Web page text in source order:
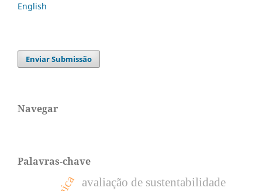
English
Enviar Submissão
Navegar
Palavras-chave
avaliação de sustentabilidade